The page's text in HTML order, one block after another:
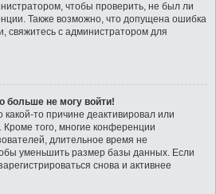
чтобы проверить, не был ли
Также возможно, что допущена ошибка
свяжитесь с администратором для
больше не могу войти!
то причине деактивировал или
того, многие конференции
длительное время не
уменьшить размер базы данных. Если
снова и активнее